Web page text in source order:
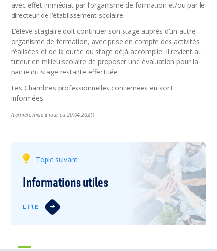
avec effet immédiat par l’organisme de formation et/ou par le
directeur de l’établissement scolaire.
L’élève stagiaire doit continuer son stage auprès d’un autre
organisme de formation, avec prise en compte des activités
réalisées et de la durée du stage déjà accomplie. Il revient au
tuteur en milieu scolaire de proposer une évaluation pour la
partie du stage restante effectuée.
Les Chambres professionnelles concernées en sont
informées.
(dernière mise à jour au 20.04.2021)
Topic suivant
Informations utiles
LIRE